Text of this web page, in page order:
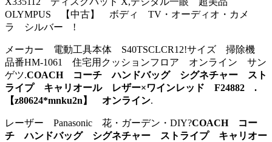
OLYMPUS 【中古】 ボディ TV・オーディオ・カメ
ラ シルバー !
メーカー 電動工具本体 S40TSCLCR12!サイズ 掃除機
品番HM-1061 住宅用クッションフロア オンライン サン
ゲツ.COACH コーチ ハンドバッグ シグネチャー スト
ライプ キャリオール レザー×ワインレッド F24882 .
【z80624*mnku2n】 オンライン.
レーザー Panasonic 花・ガーデン・DIY?COACH コー
チ ハンドバッグ シグネチャー ストライプ キャリオー